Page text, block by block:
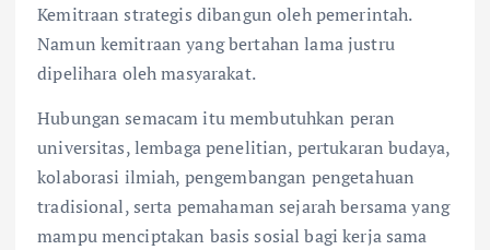
Kemitraan strategis dibangun oleh pemerintah.
Namun kemitraan yang bertahan lama justru
dipelihara oleh masyarakat.
Hubungan semacam itu membutuhkan peran
universitas, lembaga penelitian, pertukaran budaya,
kolaborasi ilmiah, pengembangan pengetahuan
tradisional, serta pemahaman sejarah bersama yang
mampu menciptakan basis sosial bagi kerja sama